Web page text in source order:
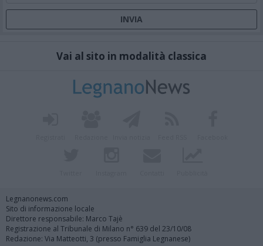
Vai al sito in modalità classica
Legnanonews.com
Sito di informazione locale
Direttore responsabile: Marco Tajè
Registrazione al Tribunale di Milano n° 639 del 23/10/08
Redazione: Via Matteotti, 3 (presso Famiglia Legnanese)